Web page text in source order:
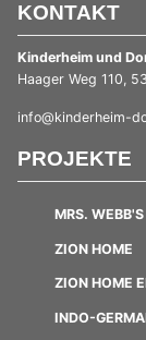
KONTAKT
Kinderheim und
Haager Weg 110,
info@kinderheim-
PROJEKTE
MRS.
ZION HOME
ZION HOME
INDO-